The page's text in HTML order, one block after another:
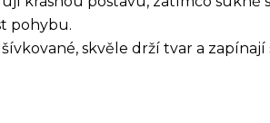
pohybu.
skvěle drží tvar a zapínají